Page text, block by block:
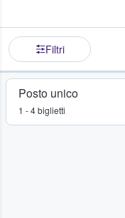
Filtri
Posto unico
1 - 4 biglietti